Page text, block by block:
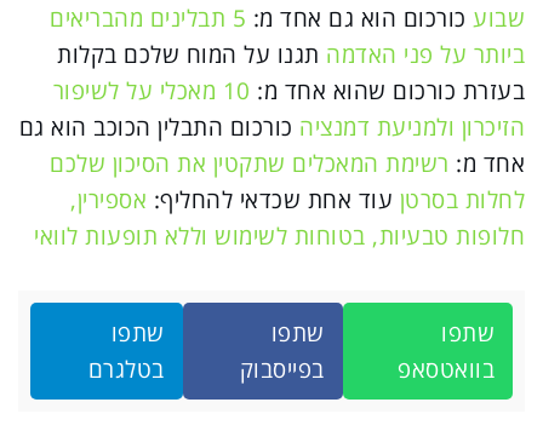
שבוע כורכום הוא גם אחד מ:
5 תבלינים מהבריאים
ביותר על פני האדמה תגנו על המוח שלכם בקלות
בעזרת כורכום שהוא אחד מ:
10 מאכלי על לשיפור
הזיכרון ולמניעת דמנציה כורכום התבלין הכוכב הוא גם
אחד מ: רשימת המאכלים שתקטין את הסיכון שלכם
לחלות בסרטן עוד אחת שכדאי להחליף: אספירין,
חלופות טבעיות, בטוחות לשימוש וללא תופעות לוואי
שתפו
בוואטסאפ
שתפו
בפייסבוק
שתפו
בטלגרם